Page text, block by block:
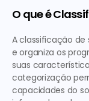
O que é
A classificação
e organiza os
suas
categorização
capacidades do